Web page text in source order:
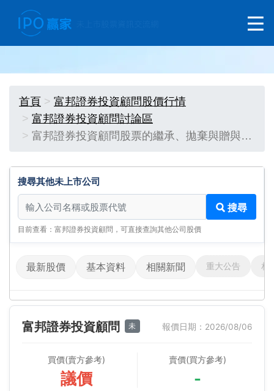
首頁
富邦證券投資顧問股價行情
富邦證券投資顧問討論區
富邦證券投資顧問股票的繼承、拋棄與贈與…
搜尋其他未上市公司
搜尋其他未上市公司
搜尋
目前查看：富邦證券投資顧問，可直接查詢其他公司股價
最新股價 基本資料 相關新聞 重大公告 相
富邦證券投資顧問 未 報價日期：2026/08/06
買價(賣方參考)
議價
賣價(買方參考)
-